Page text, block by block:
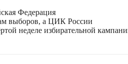
Федерация
выборов, а ЦИК России
неделе избирательной